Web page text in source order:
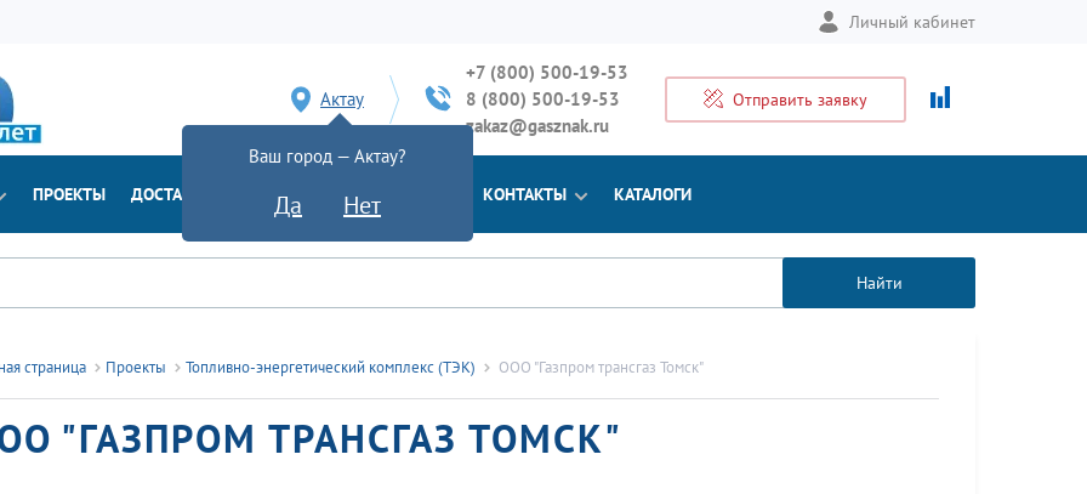
Личный кабинет
Актау
Ваш город — Актау?
Да Нет
+7 (800) 500-19-53
8 (800) 500-19-53
zakaz@gasznak.ru
Отправить заявку
ПРОЕКТЫ ДОСТАВКА ДОКУМЕНТЫ КОНТАКТЫ КАТАЛОГИ
Найти
страница Проекты Топливно-энергетический комплекс (ТЭК) ООО "Газпром трансгаз Томск"
"ГАЗПРОМ ТРАНСГАЗ ТОМСК"